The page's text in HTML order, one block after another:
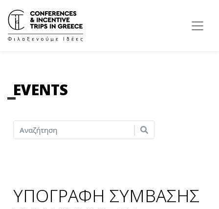
EVENTS
ΥΠΟΓΡΑΦΗ ΣΥΜΒΑΣΗΣ